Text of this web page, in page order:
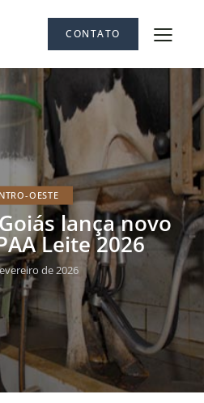
CONTATO
OESTE
lança novo
Leite 2026
de 2026